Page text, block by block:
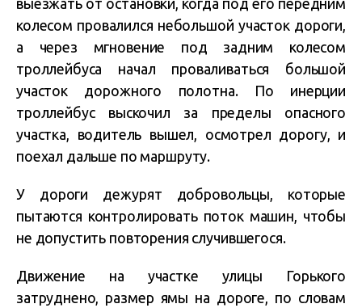
выезжать от остановки, когда под его передним
колесом провалился небольшой участок дороги,
а через мгновение под задним колесом
троллейбуса начал проваливаться большой
участок дорожного полотна. По инерции
троллейбус выскочил за пределы опасного
участка, водитель вышел, осмотрел дорогу, и
поехал дальше по маршруту.
У дороги дежурят добровольцы, которые
пытаются контролировать поток машин, чтобы
не допустить повторения случившегося.
Движение на участке улицы Горького
затруднено, размер ямы на дороге, по словам